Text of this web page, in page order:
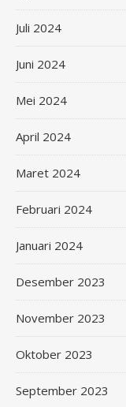
Juli 2024
Juni 2024
Mei 2024
April 2024
Maret 2024
Februari 2024
Januari 2024
Desember 2023
November 2023
Oktober 2023
September 2023